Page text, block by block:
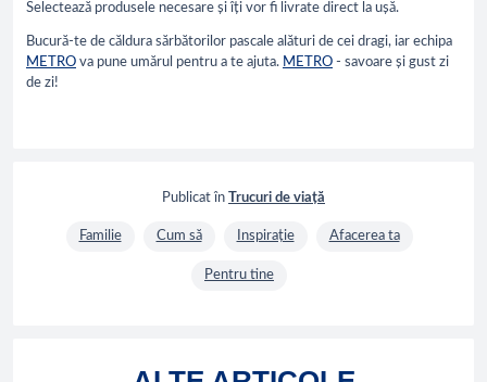
Selectează produsele necesare și îți vor fi livrate direct la ușă.
Bucură-te de căldura sărbătorilor pascale alături de cei dragi, iar echipa
METRO va pune umărul pentru a te ajuta. METRO - savoare și gust zi
de zi!
Publicat în Trucuri de viață
Familie Cum să Inspirație Afacerea ta
Pentru tine